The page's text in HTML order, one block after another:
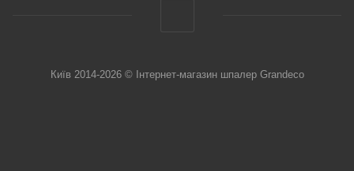
Київ 2014-2026 © Інтернет-магазин шпалер Grandeco